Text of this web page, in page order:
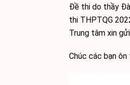
Đề thi do thầy
thi THPTQG
Trung tâm xin
Chúc các bạn